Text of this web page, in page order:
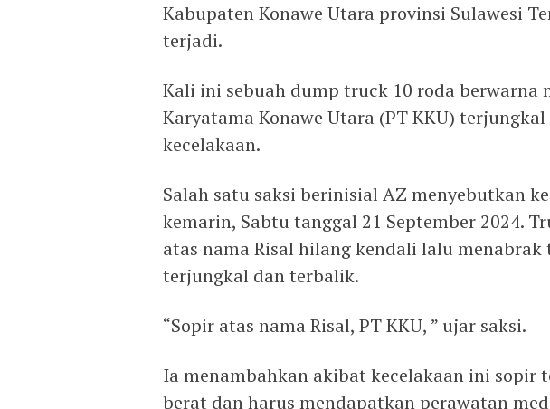
Kabupaten Konawe Utara provinsi Sulawesi
terjadi.
Kali ini sebuah dump truck 10 roda berwarna
Karyatama Konawe Utara (PT KKU)
kecelakaan.
Salah satu saksi berinisial AZ menyebutkan
kemarin, Sabtu tanggal 21 September 2024.
atas nama Risal hilang kendali lalu
terjungkal dan terbalik.
“Sopir atas nama Risal, PT KKU, ” ujar saksi.
Ia menambahkan akibat kecelakaan ini sopir
berat dan harus mendapatkan perawatan